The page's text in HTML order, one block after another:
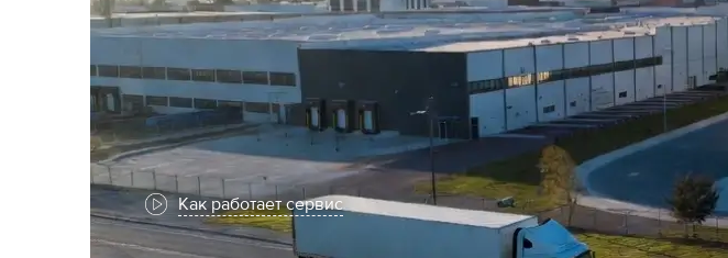
Как работает сервис